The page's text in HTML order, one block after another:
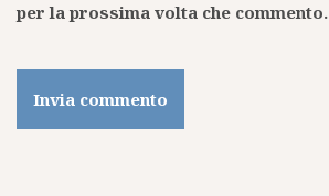
per la prossima volta che commento.